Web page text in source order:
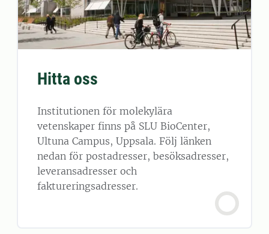
Hitta oss
Institutionen för molekylära
vetenskaper finns på SLU BioCenter,
Ultuna Campus, Uppsala. Följ länken
nedan för postadresser, besöksadresser,
leveransadresser och
faktureringsadresser.